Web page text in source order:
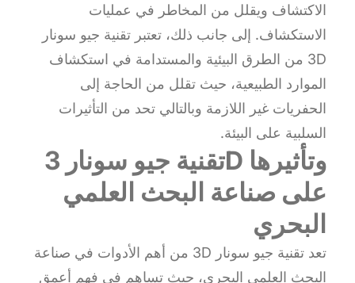
الاكتشاف ويقلل من المخاطر في عمليات
الاستكشاف. إلى جانب ذلك، تعتبر تقنية جيو سونار
3D من الطرق البيئية والمستدامة في استكشاف
الموارد الطبيعية، حيث تقلل من الحاجة إلى
الحفريات غير اللازمة وبالتالي تحد من التأثيرات
السلبية على البيئة.
تقنية جيو سونار 3D وتأثيرها
على صناعة البحث العلمي
البحري
تعد تقنية جيو سونار 3D من أهم الأدوات في صناعة
البحث العلمي البحري، حيث تساهم في فهم أعمق